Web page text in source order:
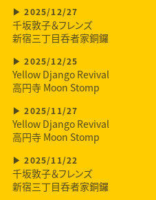
2025/12/27
千坂敦子＆フレンズ
新宿三丁目呑者家銅鑼
2025/12/25
Yellow Django Revival
高円寺 Moon Stomp
2025/11/27
Yellow Django Revival
高円寺 Moon Stomp
2025/11/22
千坂敦子＆フレンズ
新宿三丁目呑者家銅鑼